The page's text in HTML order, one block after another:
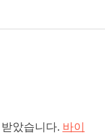
았습니다. 바이